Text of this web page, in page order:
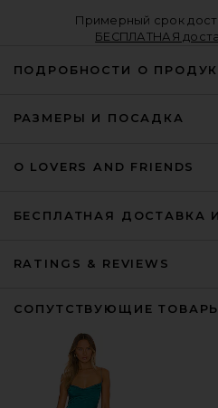
Примерный срок
БЕСПЛАТНАЯ
ПОДРОБНОСТИ О
РАЗМЕРЫ И ПОСАДКА
О LOVERS AND FRIENDS
БЕСПЛАТНАЯ ДОСТАВКА
RATINGS & REVIEWS
СОПУТСТВУЮЩИЕ